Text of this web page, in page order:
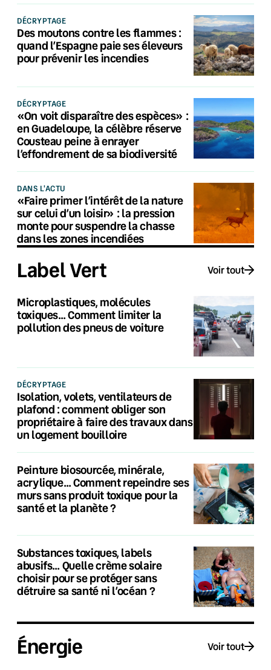
DÉCRYPTAGE
Des moutons contre les flammes :
quand l’Espagne paie ses éleveurs
pour prévenir les incendies
DÉCRYPTAGE
«On voit disparaître des espèces» :
en Guadeloupe, la célèbre réserve
Cousteau peine à enrayer
l’effondrement de sa biodiversité
DANS L'ACTU
«Faire primer l’intérêt de la nature
sur celui d’un loisir» : la pression
monte pour suspendre la chasse
dans les zones incendiées
Label Vert Voir tout
Microplastiques, molécules
toxiques… Comment limiter la
pollution des pneus de voiture
DÉCRYPTAGE
Isolation, volets, ventilateurs de
plafond : comment obliger son
propriétaire à faire des travaux dans
un logement bouilloire
Peinture biosourcée, minérale,
acrylique… Comment repeindre ses
murs sans produit toxique pour la
santé et la planète ?
Substances toxiques, labels
abusifs… Quelle crème solaire
choisir pour se protéger sans
détruire sa santé ni l’océan ?
Énergie Voir tout